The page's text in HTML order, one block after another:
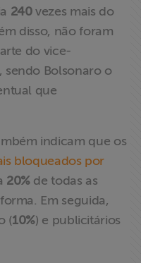
240vezes mais do
disso, não foram
do vice-
sendo Bolsonaro o
que
indicam que os
bloqueados por
20%de todas as
Em seguida,
(10%) e publicitários